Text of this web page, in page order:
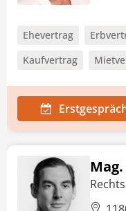
Ehevertrag
Kaufvertrag